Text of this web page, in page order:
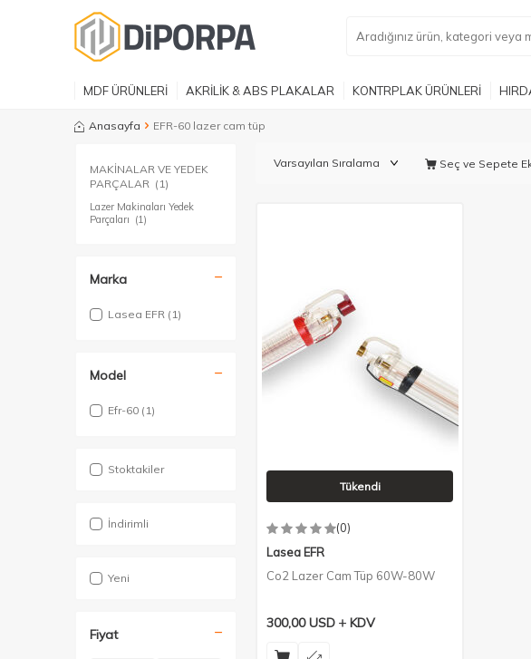
MDF ÜRÜNLERİ AKRİLİK & ABS PLAKALAR KONTRPLAK ÜRÜNLERİ
Anasayfa EFR-60 lazer cam tüp
MAKİNALAR VE YEDEK
PARÇALAR (1)
Lazer Makinaları Yedek
Parçaları (1)
Marka
Lasea EFR (1)
Model
Efr-60 (1)
Stoktakiler
İndirimli
Yeni
Fiyat
Seç ve Sepete
Tükendi
(0)
Lasea EFR
Co2 Lazer Cam Tüp 60W-80W
300,00USD KDV